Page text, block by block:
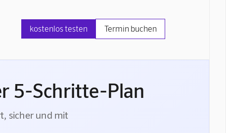
kostenlos testen Termin buchen
5-Schritte-Plan
sicher und mit